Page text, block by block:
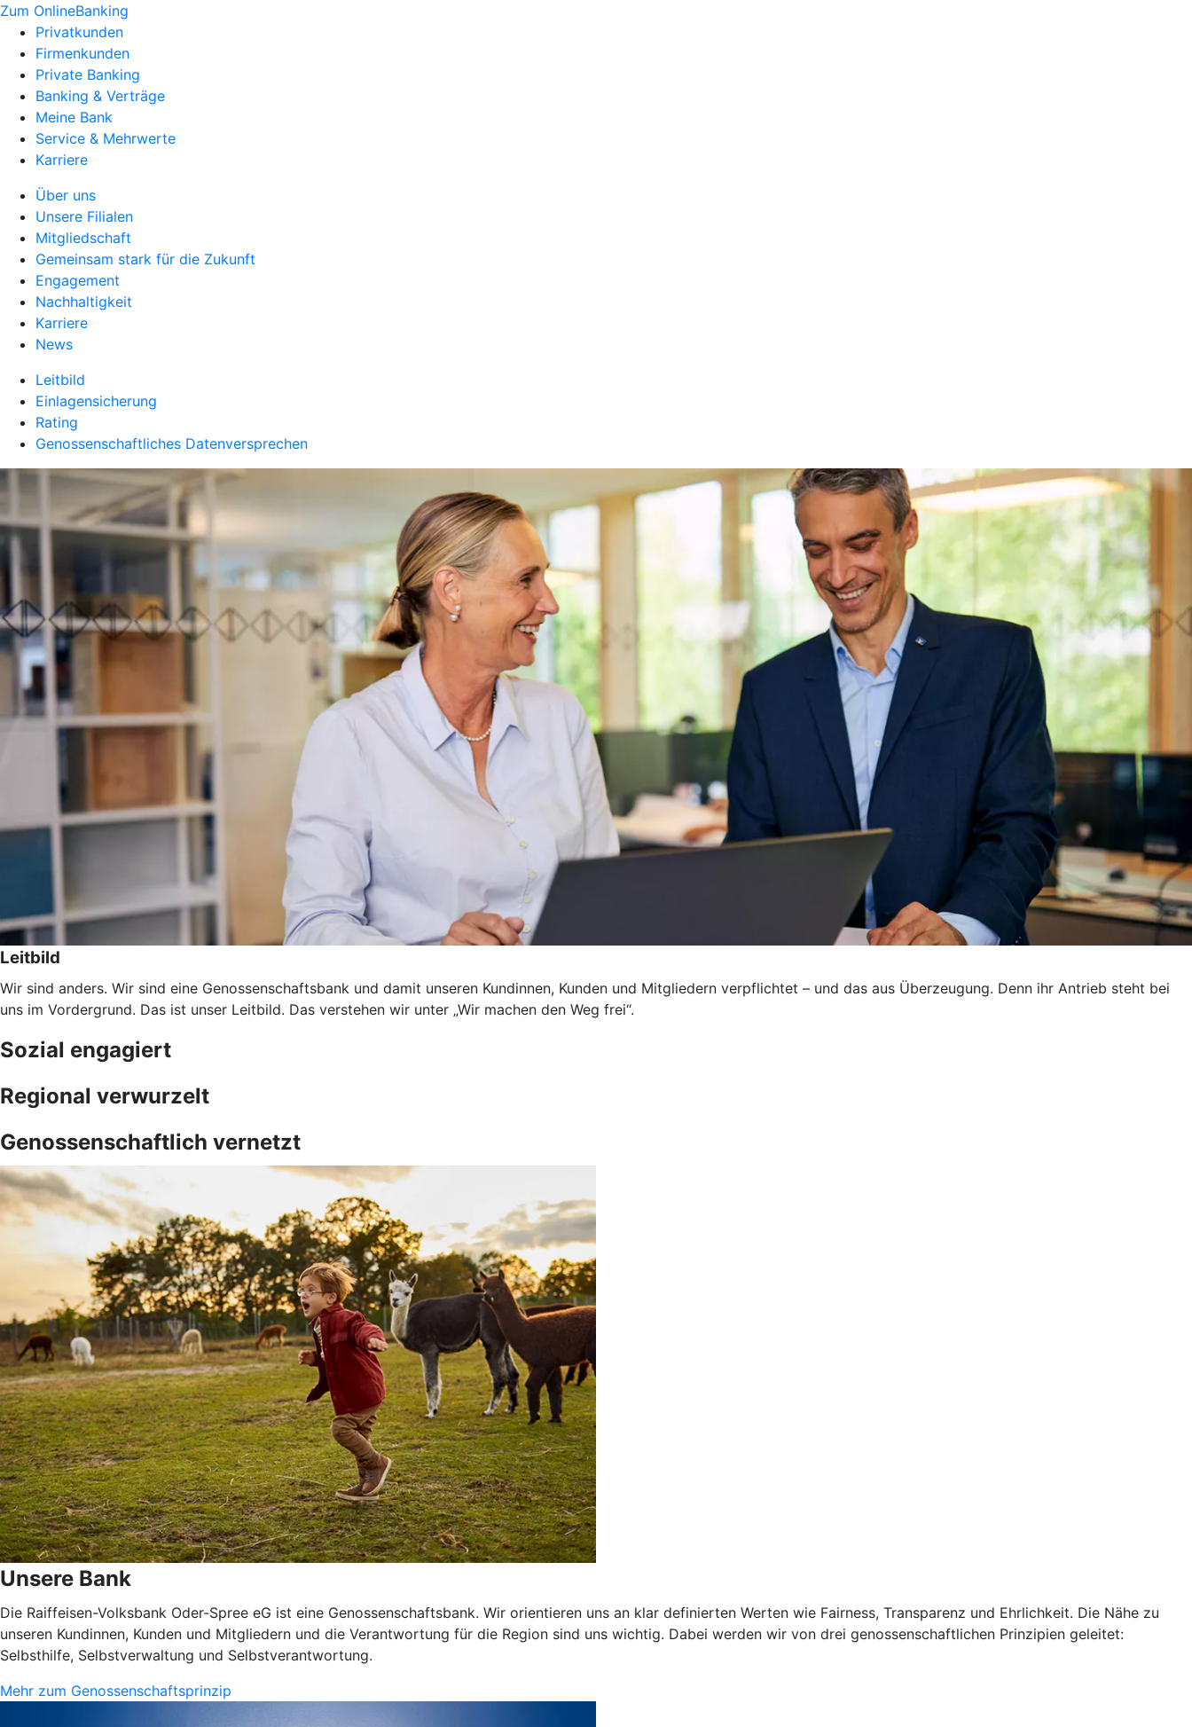
Zum OnlineBanking
Privatkunden
Firmenkunden
Private Banking
Banking & Verträge
Meine Bank
Service & Mehrwerte
Karriere
Über uns
Unsere Filialen
Mitgliedschaft
Gemeinsam stark für die Zukunft
Engagement
Nachhaltigkeit
Karriere
News
Leitbild
Einlagensicherung
Rating
Genossenschaftliches Datenversprechen
Leitbild
Wir sind anders. Wir sind eine Genossenschaftsbank und damit unseren Kundinnen, Kunden und Mitgliedern verpflichtet – und das aus Überzeugung. Denn ihr Antrieb steht bei
uns im Vordergrund. Das ist unser Leitbild. Das verstehen wir unter „Wir machen den Weg frei“.
Sozial engagiert
Regional verwurzelt
Genossenschaftlich vernetzt
Unsere Bank
Die Raiffeisen-Volksbank Oder-Spree eG ist eine Genossenschaftsbank. Wir orientieren uns an klar definierten Werten wie Fairness, Transparenz und Ehrlichkeit. Die Nähe zu
unseren Kundinnen, Kunden und Mitgliedern und die Verantwortung für die Region sind uns wichtig. Dabei werden wir von drei genossenschaftlichen Prinzipien geleitet:
Selbsthilfe, Selbstverwaltung und Selbstverantwortung.
Mehr zum Genossenschaftsprinzip